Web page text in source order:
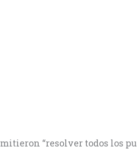
“resolver todos los